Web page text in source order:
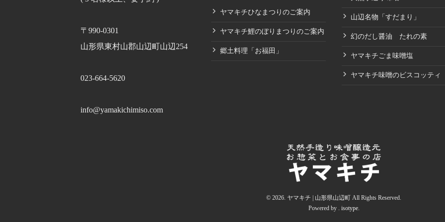
〒990-0301
山形県東村山郡山辺町山辺254
023-664-5620
info@yamakichimiso.com
ヤマキチひなまつりのご案内
ヤマキチ鯉のぼりまつりのご案内
郷土料理「お福田」
山辺名物「すだまり」
幻のだし醤油 たれの素
ヤマキチごま味噌塩
ヤマキチ味噌のビスコッティ
© 2026. ヤマキチ | 山形県山辺町 All Rights Reserved.
Powered by . isotype.